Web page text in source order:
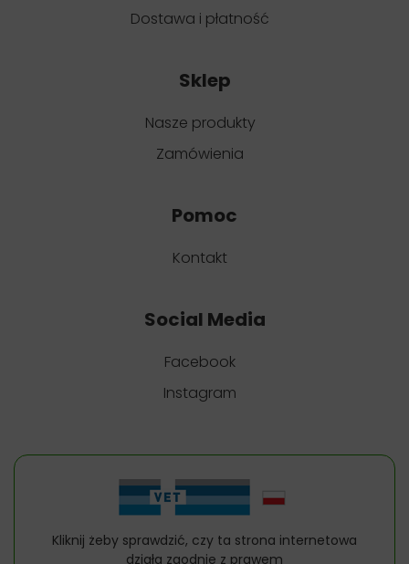
Dostawa i płatność
Sklep
Nasze produkty
Zamówienia
Pomoc
Kontakt
Social Media
Facebook
Instagram
Kliknij żeby sprawdzić, czy ta strona internetowa
działa zgodnie z prawem